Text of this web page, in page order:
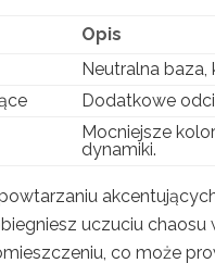
Opis
Neutralna
Dodatkowe
Mocniejsze
dynamiki.
uczuciu chaosu
co może